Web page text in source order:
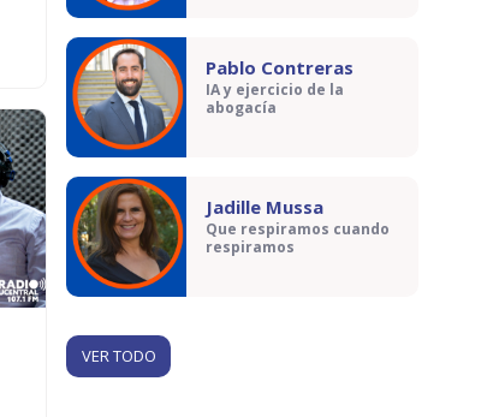
Pablo Contreras
IA y ejercicio de la
abogacía
Jadille Mussa
Que respiramos cuando
respiramos
VER TODO